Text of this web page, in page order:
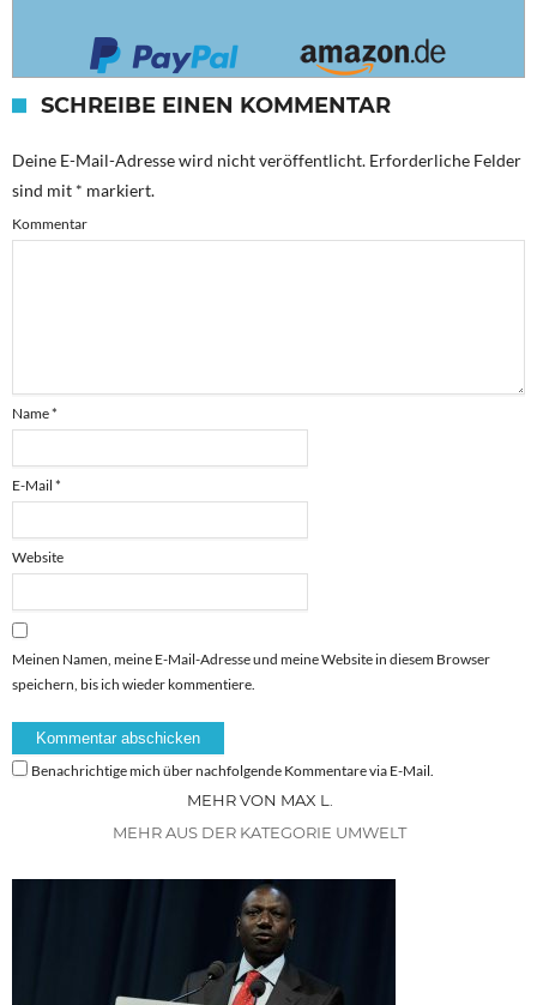
SCHREIBE EINEN KOMMENTAR
Deine E-Mail-Adresse wird nicht veröffentlicht. Erforderliche Felder
sind mit * markiert.
Kommentar
Name*
E-Mail *
Website
Meinen Namen, meine E-Mail-Adresse und meine Website in diesem Browser
speichern, bis ich wieder kommentiere.
Benachrichtige mich über nachfolgende Kommentare via E-Mail.
MEHR VON MAX L.
MEHR AUS DER KATEGORIE UMWELT